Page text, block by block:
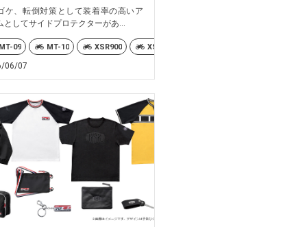
ケ、転倒対策として装着率の高いア
としてサイドプロテクターがあ...
MT-09 MT-10 XSR900 XSR900GP
06/07